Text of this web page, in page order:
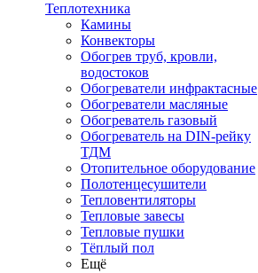
Теплотехника
Камины
Конвекторы
Обогрев труб, кровли,
водостоков
Обогреватели инфрактасные
Обогреватели масляные
Обогреватель газовый
Обогреватель на DIN-рейку
ТДМ
Отопительное оборудование
Полотенцесушители
Тепловентиляторы
Тепловые завесы
Тепловые пушки
Тёплый пол
Ещё